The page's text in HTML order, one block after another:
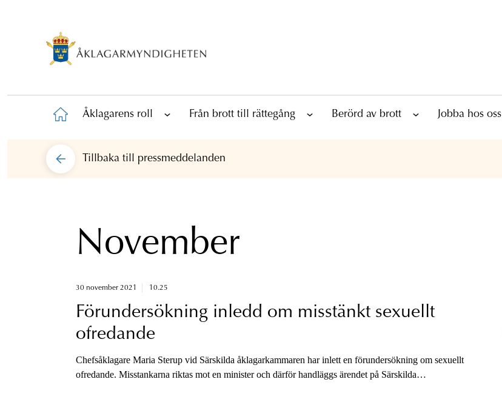
Åklagarens roll Från brott till rättegång Berörd av brott Jobba hos oss
Tillbaka till pressmeddelanden
November
30 november 2021 10.25
Förundersökning inledd om misstänkt sexuellt
ofredande
Chefsåklagare Maria Sterup vid Särskilda åklagarkammaren har inlett en förundersökning om sexuellt
ofredande. Misstankarna riktas mot en minister och därför handläggs ärendet på Särskilda